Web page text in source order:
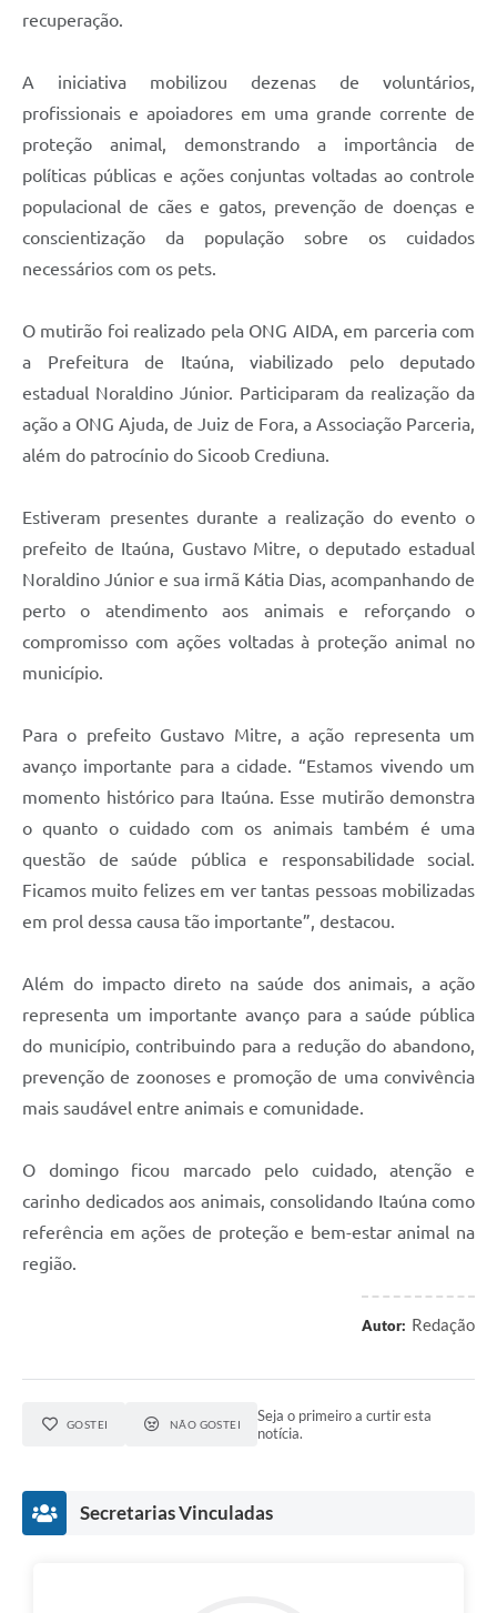
recuperação.
A iniciativa mobilizou dezenas de voluntários,
profissionais e apoiadores em uma grande corrente de
proteção animal, demonstrando a importância de
políticas públicas e ações conjuntas voltadas ao controle
populacional de cães e gatos, prevenção de doenças e
conscientização da população sobre os cuidados
necessários com os pets.
O mutirão foi realizado pela ONG AIDA, em parceria com
a Prefeitura de Itaúna, viabilizado pelo deputado
estadual Noraldino Júnior. Participaram da realização da
ação a ONG Ajuda, de Juiz de Fora, a Associação Parceria,
além do patrocínio do Sicoob Crediuna.
Estiveram presentes durante a realização do evento o
prefeito de Itaúna, Gustavo Mitre, o deputado estadual
Noraldino Júnior e sua irmã Kátia Dias, acompanhando de
perto o atendimento aos animais e reforçando o
compromisso com ações voltadas à proteção animal no
município.
Para o prefeito Gustavo Mitre, a ação representa um
avanço importante para a cidade. “Estamos vivendo um
momento histórico para Itaúna. Esse mutirão demonstra
o quanto o cuidado com os animais também é uma
questão de saúde pública e responsabilidade social.
Ficamos muito felizes em ver tantas pessoas mobilizadas
em prol dessa causa tão importante”, destacou.
Além do impacto direto na saúde dos animais, a ação
representa um importante avanço para a saúde pública
do município, contribuindo para a redução do abandono,
prevenção de zoonoses e promoção de uma convivência
mais saudável entre animais e comunidade.
O domingo ficou marcado pelo cuidado, atenção e
carinho dedicados aos animais, consolidando Itaúna como
referência em ações de proteção e bem-estar animal na
região.
Autor: Redação
GOSTEI NÃO GOSTEI
Seja o primeiro a curtir esta
notícia.
Secretarias Vinculadas